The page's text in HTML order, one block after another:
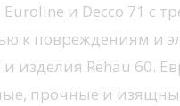
и Decco 71
к повреждениям
изделия Rehau
прочные и